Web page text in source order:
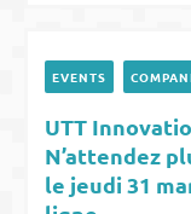
EVENTS
UTT
N’attendez
le jeudi 31